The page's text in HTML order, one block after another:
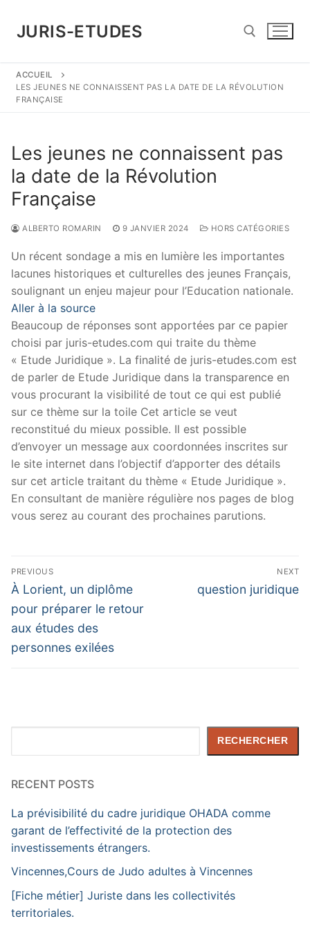
contenu
JURIS-ETUDES
Rechercher :
ACCUEIL
LES JEUNES NE CONNAISSENT PAS LA DATE DE LA RÉVOLUTION
FRANÇAISE
Les jeunes ne connaissent pas
la date de la Révolution
Française
ALBERTO ROMARIN 9 JANVIER 2024 HORS CATÉGORIES
Un récent sondage a mis en lumière les importantes
lacunes historiques et culturelles des jeunes Français,
soulignant un enjeu majeur pour l’Education nationale.
Aller à la source
Beaucoup de réponses sont apportées par ce papier
choisi par juris-etudes.com qui traite du thème
« Etude Juridique ». La finalité de juris-etudes.com est
de parler de Etude Juridique dans la transparence en
vous procurant la visibilité de tout ce qui est publié
sur ce thème sur la toile Cet article se veut
reconstitué du mieux possible. Il est possible
d’envoyer un message aux coordonnées inscrites sur
le site internet dans l’objectif d’apporter des détails
sur cet article traitant du thème « Etude Juridique ».
En consultant de manière régulière nos pages de blog
vous serez au courant des prochaines parutions.
Navigation
de
l’article
PREVIOUS
Previous
post:
À Lorient, un diplôme
pour préparer le retour
aux études des
personnes exilées
NEXT
Next
question juridique
RECHERCHER
RECENT POSTS
La prévisibilité du cadre juridique OHADA comme
garant de l’effectivité de la protection des
investissements étrangers.
Vincennes,Cours de Judo adultes à Vincennes
[Fiche métier] Juriste dans les collectivités
territoriales.